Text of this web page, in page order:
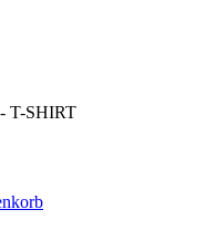
T-SHIRT